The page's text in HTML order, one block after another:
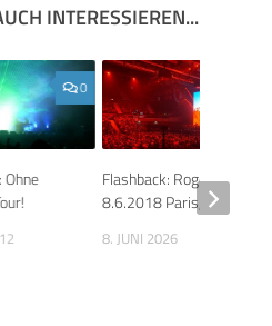
INTERESSIEREN...
0
Flashback: Roger Waters
8.6.2018 Paris, U Arena
8. JUNI 2026